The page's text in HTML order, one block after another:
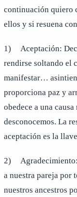
continuación quiero
ellos y si resuena
1) Aceptación:
rendirse soltando el
manifestar…
proporciona paz y
obedece a una
desconocemos. La
aceptación es la
2) Agradecimiento:
a nuestra pareja por
nuestros ancestros